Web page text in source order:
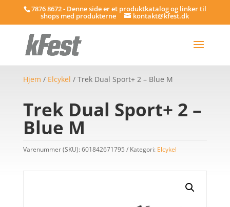
7876 8672 - Denne side er et produktkatalog og linker til
shops med produkterne kontakt@kfest.dk
Hjem / Elcykel / Trek Dual Sport+ 2 – Blue M
Trek Dual Sport+ 2 –
Blue M
Varenummer (SKU):601842671795 Kategori: Elcykel